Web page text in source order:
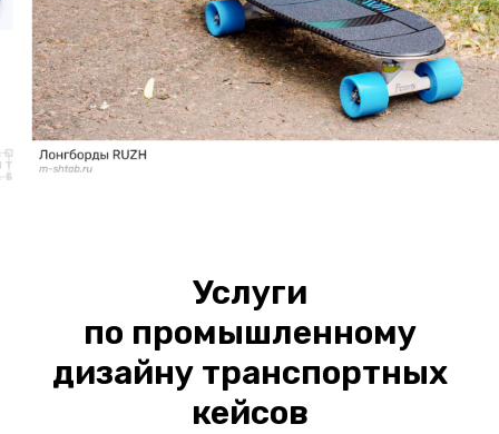
Услуги
по промышленному
дизайну транспортных
кейсов